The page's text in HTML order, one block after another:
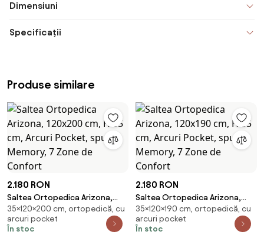
Dimensiuni
Specificații
Produse similare
2.180 RON
Saltea Ortopedica Arizona,
120x200 cm, H 35 cm, Arcuri
Pocket, spuma Memory, 7 Zone
de Confort
35×120×200 cm, ortopedică, cu
arcuri pocket
În stoc
2.180 RON
Saltea Ortopedica Arizona,
120x190 cm, H 35 cm, Arcuri
Pocket, spuma Memory, 7 Zone
de Confort
35×120×190 cm, ortopedică, cu
arcuri pocket
În stoc